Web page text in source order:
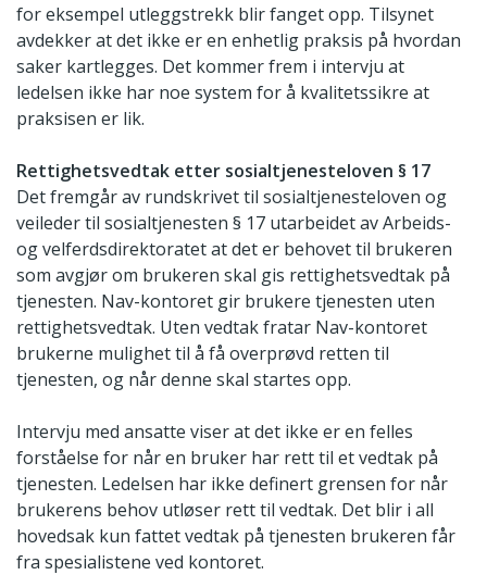
for eksempel utleggstrekk blir fanget opp. Tilsynet
avdekker at det ikke er en enhetlig praksis på hvordan
saker kartlegges. Det kommer frem i intervju at
ledelsen ikke har noe system for å kvalitetssikre at
praksisen er lik.
Rettighetsvedtak etter sosialtjenesteloven § 17
Det fremgår av rundskrivet til sosialtjenesteloven og
veileder til sosialtjenesten § 17 utarbeidet av Arbeids-
og velferdsdirektoratet at det er behovet til brukeren
som avgjør om brukeren skal gis rettighetsvedtak på
tjenesten. Nav-kontoret gir brukere tjenesten uten
rettighetsvedtak. Uten vedtak fratar Nav-kontoret
brukerne mulighet til å få overprøvd retten til
tjenesten, og når denne skal startes opp.
Intervju med ansatte viser at det ikke er en felles
forståelse for når en bruker har rett til et vedtak på
tjenesten. Ledelsen har ikke definert grensen for når
brukerens behov utløser rett til vedtak. Det blir i all
hovedsak kun fattet vedtak på tjenesten brukeren får
fra spesialistene ved kontoret.